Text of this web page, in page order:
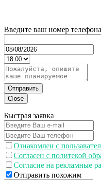
Введите ваш номер
Отправить
Close
Быстрая заявка
Ознакомлен с
Согласен с политекой
Согласие на рекламные
Отправить похожим